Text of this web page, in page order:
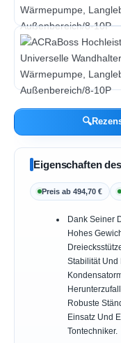
🔍
Eigenschaften
Preis ab 494,70 €
Dank Seiner
Hohes
Stabilität Und
Robuste
Einsatz Und
Tontechniker.